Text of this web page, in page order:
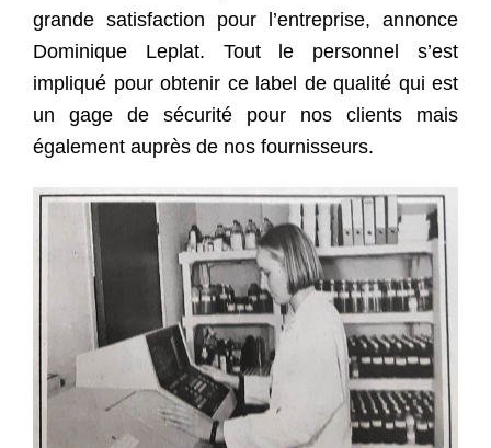
grande satisfaction pour l’entreprise, annonce
Dominique Leplat. Tout le personnel s’est
impliqué pour obtenir ce label de qualité qui est
un gage de sécurité pour nos clients mais
également auprès de nos fournisseurs.